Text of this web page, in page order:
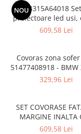
Capac fata motor
Capitonaj
Capota spate
Carenaj roata
Elemente caroserie
Inchidere aripa
NOU63315A64018
proiectoare led usi,
aniversara "M 50 ani",
G28 G80M3 G81M3,
G22 G23 G82M4
G09, Z4 G29
609,58 Lei
Covoras zona sofer
51477408918 - BMW
329,96 Lei
SET COVORASE
MARGINE INALTA
51475A50921 - BMW
609,58 Lei